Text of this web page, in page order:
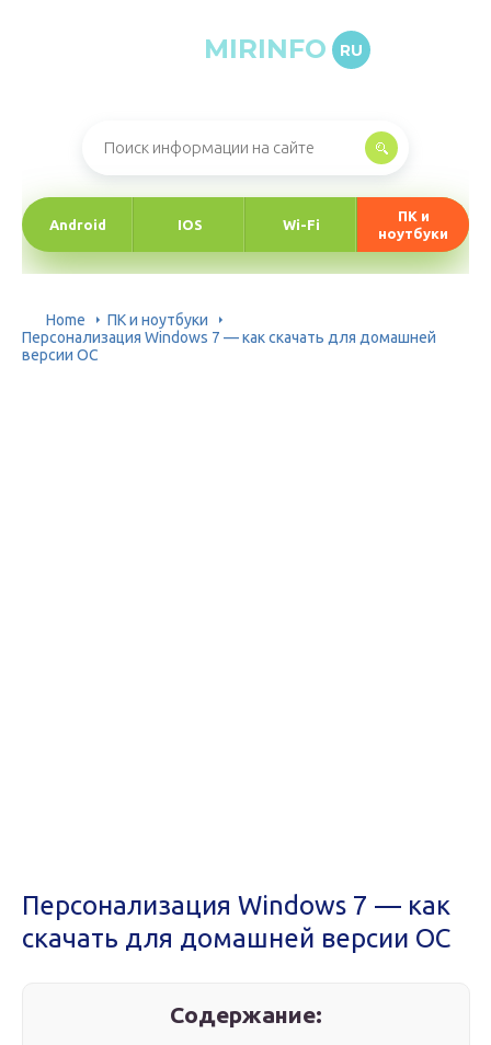
MIRINFO RU
Android IOS Wi-Fi
ПК и
ноутбуки
Home
ПК и ноутбуки
Персонализация Windows 7 — как скачать для домашней
версии ОС
Персонализация Windows 7 — как
скачать для домашней версии ОС
Содержание: